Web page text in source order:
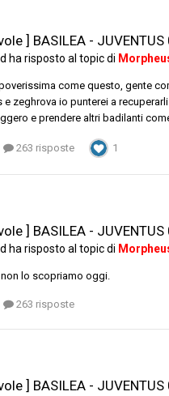
] BASILEA - JUVENTUS
ha risposto al topic di
come questo, gente
e zeghrova io punterei a
e prendere altri badilanti
263 risposte 1
] BASILEA - JUVENTUS
ha risposto al topic di
non lo scopriamo oggi.
263 risposte
] BASILEA - JUVENTUS